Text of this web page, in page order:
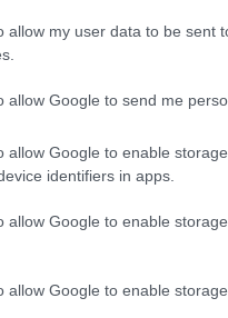
allow my user data to be sent
allow Google to send me
allow Google to enable
identifiers in apps.
allow Google to enable
allow Google to enable
leghatásosabban
András Péter